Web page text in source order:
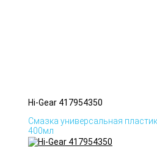
Hi-Gear 417954350
Смазка универсальная
400мл